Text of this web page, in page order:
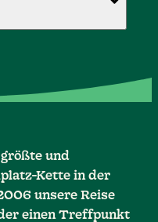
und
Kette in der
unsere Reise
einen Treffpunkt